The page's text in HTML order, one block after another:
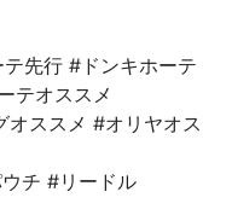
先行 #ドンキホーテ
テオススメ
ススメ #オリヤオス
チ #リードル